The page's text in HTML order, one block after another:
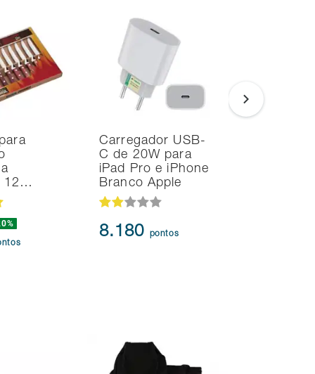
12…
Carregador USB-
C de 20W para
iPad Pro e iPhone
Branco Apple
8.180 pontos